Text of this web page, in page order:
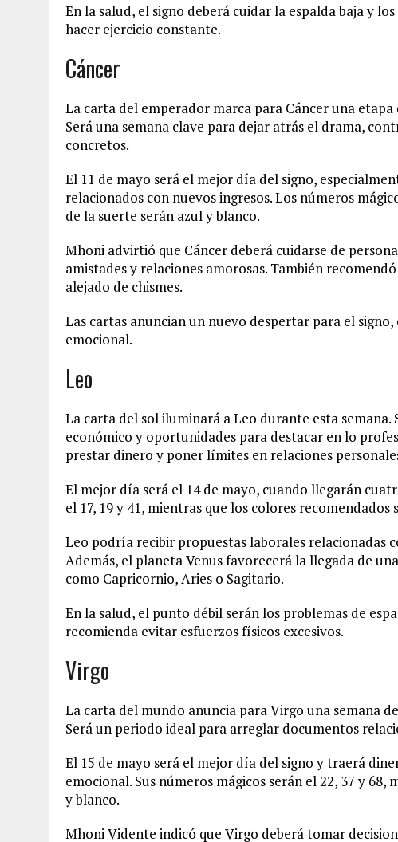
En la salud, el signo deberá cuidar la espalda baja y
hacer ejercicio constante.
Cáncer
La carta del emperador marca para Cáncer una
Será una semana clave para dejar atrás el drama,
concretos.
El 11 de mayo será el mejor día del signo,
relacionados con nuevos ingresos. Los números
de la suerte serán azul y blanco.
Mhoni advirtió que Cáncer deberá cuidarse de
amistades y relaciones amorosas. También
alejado de chismes.
Las cartas anuncian un nuevo despertar para el
emocional.
Leo
La carta del sol iluminará a Leo durante esta
económico y oportunidades para destacar en lo
prestar dinero y poner límites en relaciones
El mejor día será el 14 de mayo, cuando llegarán
el 17, 19 y 41, mientras que los colores recomendados
Leo podría recibir propuestas laborales relacionadas
Además, el planeta Venus favorecerá la llegada de
como Capricornio, Aries o Sagitario.
En la salud, el punto débil serán los problemas de
recomienda evitar esfuerzos físicos excesivos.
Virgo
La carta del mundo anuncia para Virgo una semana
Será un periodo ideal para arreglar documentos
El 15 de mayo será el mejor día del signo y traerá
emocional. Sus números mágicos serán el 22, 37 y
y blanco.
Mhoni Vidente indicó que Virgo deberá tomar